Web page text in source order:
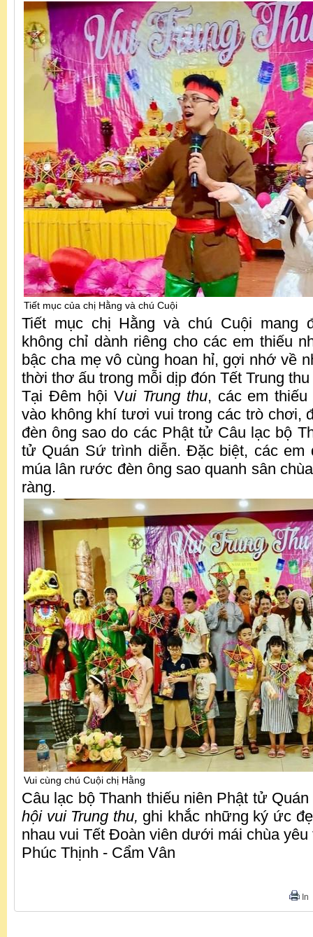
Tiết mục của chị Hằng và chú Cuội
Tiết mục chị Hằng và chú Cuội mang
không chỉ dành riêng cho các em thiếu
bậc cha mẹ vô cùng hoan hỉ, gợi nhớ về
thời thơ ấu trong mỗi dịp đón Tết Trung thu
Tại Đêm hội Vui Trung thu, các em
vào không khí tươi vui trong các trò chơi,
đèn ông sao do các Phật tử Câu lạc bộ
tử Quán Sứ trình diễn. Đặc biệt, các em
múa lân rước đèn ông sao quanh sân
ràng.
Vui cùng chú Cuội chị Hằng
Câu lạc bộ Thanh thiếu niên Phật tử
hội vui Trung thu, ghi khắc những ký ức
nhau vui Tết Đoàn viên dưới mái chùa
Phúc Thịnh - Cẩm Vân
In